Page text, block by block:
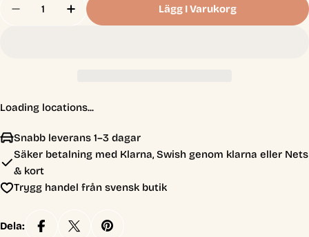
Minska Antal För Dungeons &amp; Dragons -
Öka Antal För Dungeons &amp;
Lägg I Varukorg
Loading locations...
Snabb leverans 1–3 dagar
Säker betalning med Klarna, Swish genom klarna eller Nets
& kort
Trygg handel från svensk butik
Dela: